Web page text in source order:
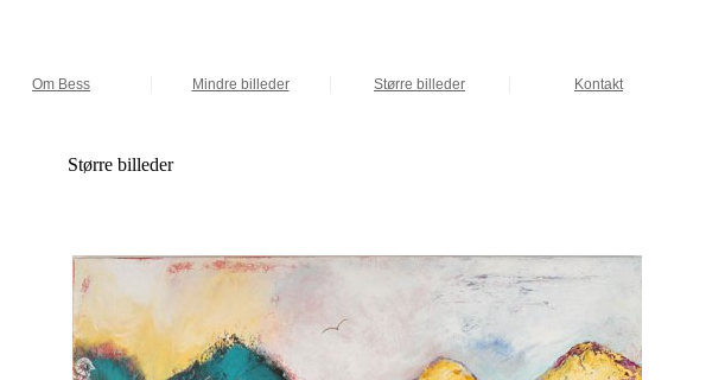
Om Bess Mindre billeder Større billeder Kontakt
Større billeder